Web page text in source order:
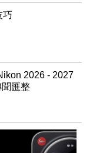
巧
2026 - 2027
匯整